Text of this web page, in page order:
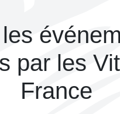
par les
France